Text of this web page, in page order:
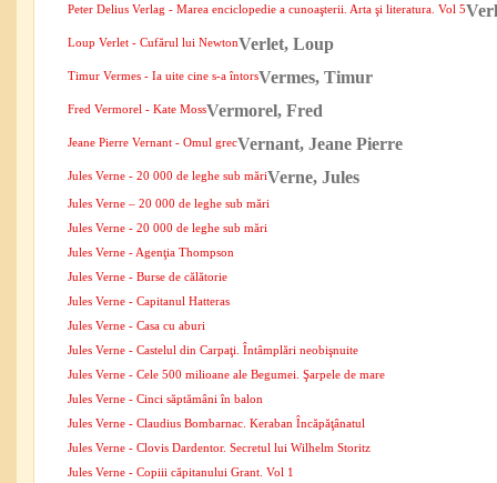
Peter Delius Verlag - Marea enciclopedie a cunoaşterii. Arta şi literatura. Vol 5
Verlet, Loup
Loup Verlet - Cufărul lui Newton
Vermes, Timur
Timur Vermes - Ia uite cine s-a întors
Vermorel, Fred
Fred Vermorel - Kate Moss
Vernant, Jeane Pierre
Jeane Pierre Vernant - Omul grec
Verne, Jules
Jules Verne - 20 000 de leghe sub mări
Jules Verne – 20 000 de leghe sub mări
Jules Verne - 20 000 de leghe sub mări
Jules Verne - Agenţia Thompson
Jules Verne - Burse de călătorie
Jules Verne - Capitanul Hatteras
Jules Verne - Casa cu aburi
Jules Verne - Castelul din Carpaţi. Întâmplări neobişnuite
Jules Verne - Cele 500 milioane ale Begumei. Şarpele de mare
Jules Verne - Cinci săptămâni în balon
Jules Verne - Claudius Bombarnac. Keraban Încăpăţânatul
Jules Verne - Clovis Dardentor. Secretul lui Wilhelm Storitz
Jules Verne - Copiii căpitanului Grant. Vol 1